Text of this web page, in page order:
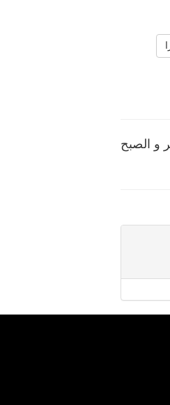
و الصبح